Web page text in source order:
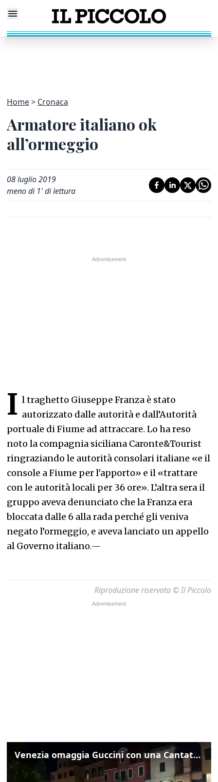
Home Cronaca
Armatore italiano ok
all’ormeggio
08 luglio 2019
meno di 1' di lettura
I l traghetto Giuseppe Franza è stato
autorizzato dalle autorità e dall’Autorità
portuale di Fiume ad attraccare. Lo ha reso
noto la compagnia siciliana Caronte&Tourist
ringraziando le autorità consolari italiane «e il
console a Fiume per l'apporto» e il «trattare
con le autorità locali per 36 ore». L’altra sera il
gruppo aveva denunciato che la Franza era
bloccata dalle 6 alla rada perché gli veniva
negato l’ormeggio, e aveva lanciato un appello
al Governo italiano.—
Riproduzione riservata © Il Piccolo
Venezia omaggia Guccini con una Cantata Anarchica in campo Santa Margherita